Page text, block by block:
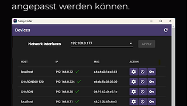
angepasst werden können.